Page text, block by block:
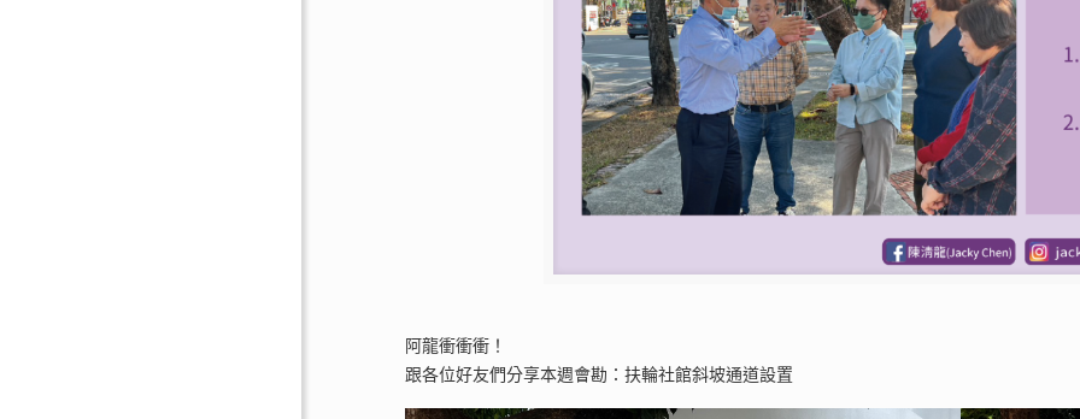
阿龍衝衝衝！
跟各位好友們分享本週會勘：扶輪社館斜坡通道設置